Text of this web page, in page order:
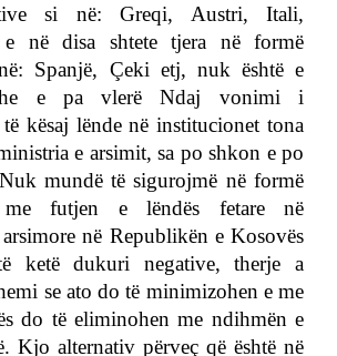
si në: Greqi, Austri, Itali,
në disa shtete tjera në formë
Spanjë, Çeki etj, nuk është e
dhe e pa vlerë Ndaj vonimi i
kësaj lënde në institucionet tona
e arsimit, sa po shkon e po
mundë të sigurojmë në formë
futjen e lëndës fetare në
në Republikën e Kosovës
ketë dukuri negative, therje a
se ato do të minimizohen e me
do të eliminohen me ndihmën e
Kjo alternativ përveç që është në